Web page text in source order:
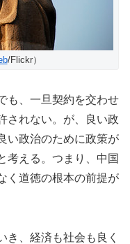
/Flickr）
も、一旦契約を交わせ
されない。が、良い政
い政治のために政策が
考える。つまり、中国
く道徳の根本の前提が
き、経済も社会も良く